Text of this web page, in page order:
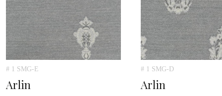
# 1 SMG-E
Arlin
# 1 SMG-D
Arlin